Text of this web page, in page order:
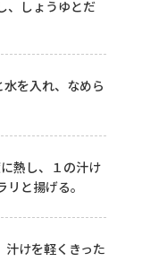
、しょうゆとだ
水を入れ、なめら
熱し、１の汁け
と揚げる。
汁けを軽くきった